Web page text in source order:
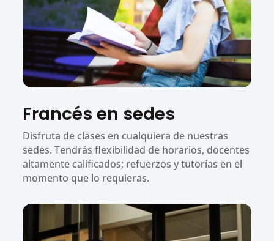
Francés en sedes
Disfruta de clases en cualquiera de nuestras
sedes. Tendrás flexibilidad de horarios, docentes
altamente calificados; refuerzos y tutorías en el
momento que lo requieras.